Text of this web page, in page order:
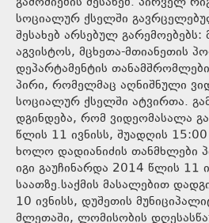
სოციალურ ქსელში
შესახებ არსებულ
აგვისტოს, მცხეთა-მთიანეთის
დეპარტამენტის
პირი, რომელმაც აღნიშნული
სოციალურ ქსელში ატვირთა.
დგინდება, რომ ვიდეომასალა
წლის 11 ივნისს, შუადღის
ხოლო დადიანიძის თანმხლები
იგი გაუჩინარდა 2014 წლის 11
საათზე.საქმის მასალებით
10 ივნისს, დუშეთის
მლეთაში, ლომისობის